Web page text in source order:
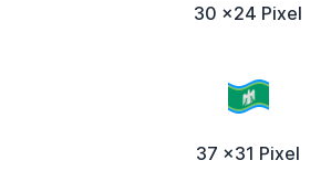
30 x24 Pixel
37 x31 Pixel